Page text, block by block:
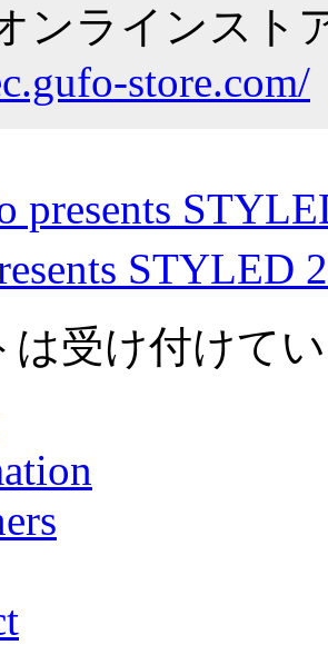
ンラインスト
store.com/
presents
STYLED
は受け付けて